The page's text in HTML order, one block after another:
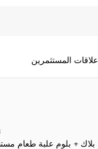
علاقات المستثمرين
بلاك + بلوم علبة طعام